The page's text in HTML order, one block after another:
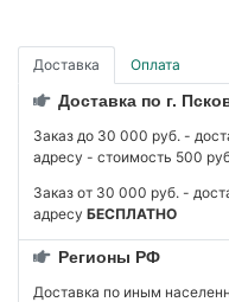
Доставка Оплата
Доставка по г.
Заказ до 30 000 руб. -
адресу - стоимость 500
Заказ от 30 000 руб. -
адресу БЕСПЛАТНО
Регионы РФ
Доставка по иным